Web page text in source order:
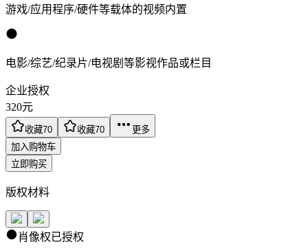
游戏/应用程序/硬件等载体的视频内置
电影/综艺/纪录片/电视剧等影视作品或栏目
企业授权
320元
收藏70 收藏70
更多
加入购物车
立即购买
版权材料
肖像权已授权